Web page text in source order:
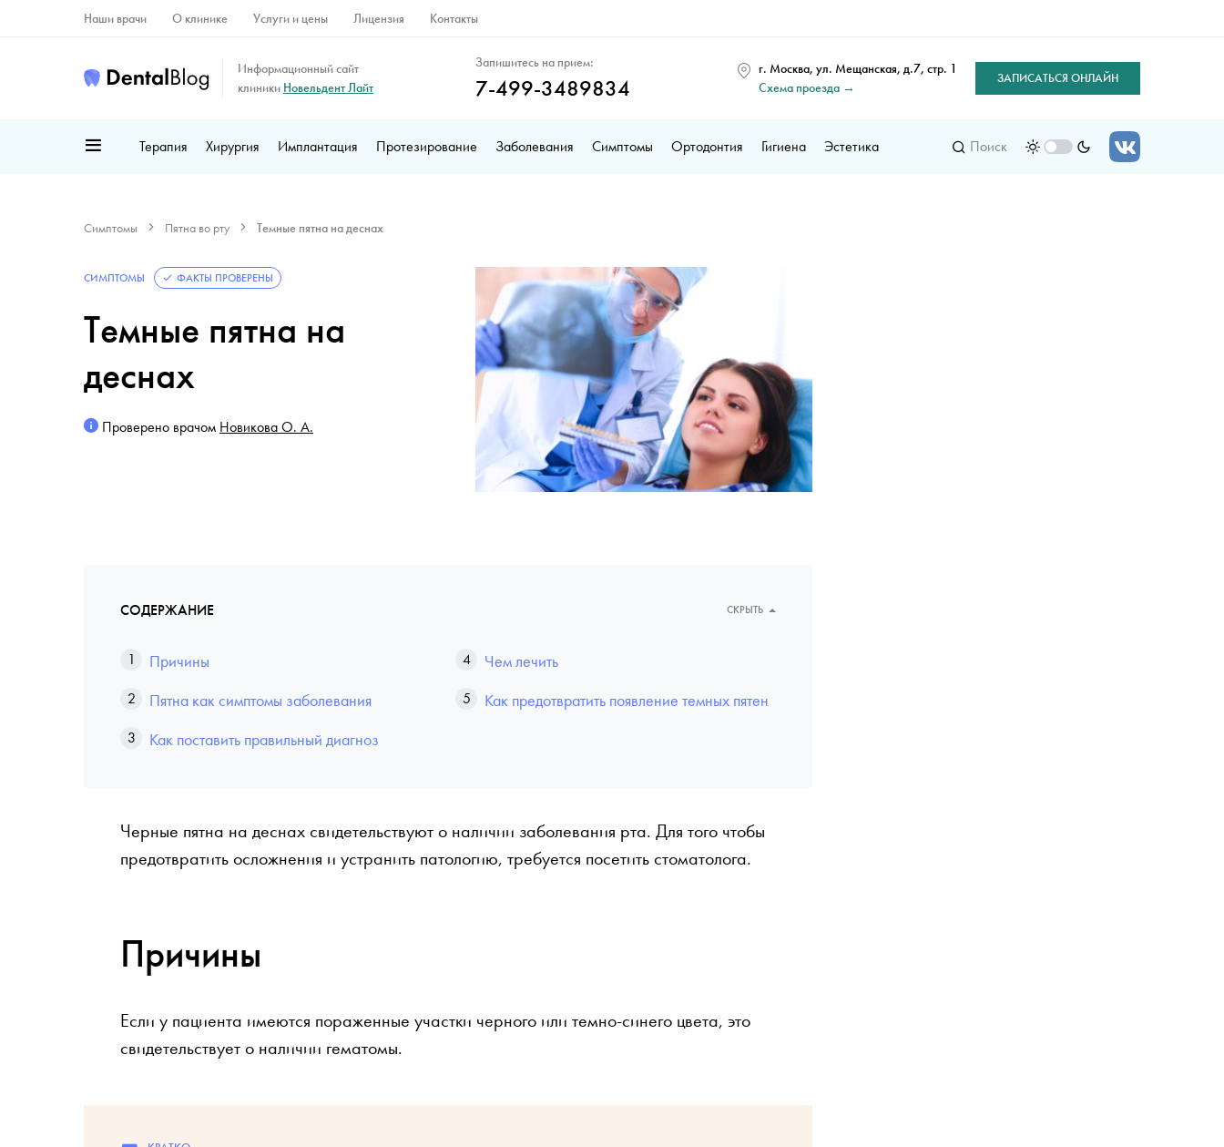
Наши врачи О клинике Услуги и цены Лицензия Контакты
Информационный сайт
клиники Новельдент Лайт
Запишитесь на прием:
7-499-3489834
г. Москва, ул. Мещанская, д.7, стр. 1
Схема проезда →
ЗАПИСАТЬСЯ ОНЛАЙН
Терапия Хирургия Имплантация Протезирование Заболевания Симптомы Ортодонтия Гигиена Эстетика Поиск
Симптомы Пятна во рту Темные пятна на деснах
СИМПТОМЫ ФАКТЫ ПРОВЕРЕНЫ
Темные пятна на
деснах
Проверено врачом Новикова О. А.
СОДЕРЖАНИЕ СКРЫТЬ
Причины
Пятна как симптомы заболевания
Как поставить правильный диагноз
Чем лечить
Как предотвратить появление темных пятен
Черные пятна на деснах свидетельствуют о наличии заболевания рта. Для того чтобы
предотвратить осложнения и устранить патологию, требуется посетить стоматолога.
Причины
Если у пациента имеются пораженные участки черного или темно-синего цвета, это
свидетельствует о наличии гематомы.